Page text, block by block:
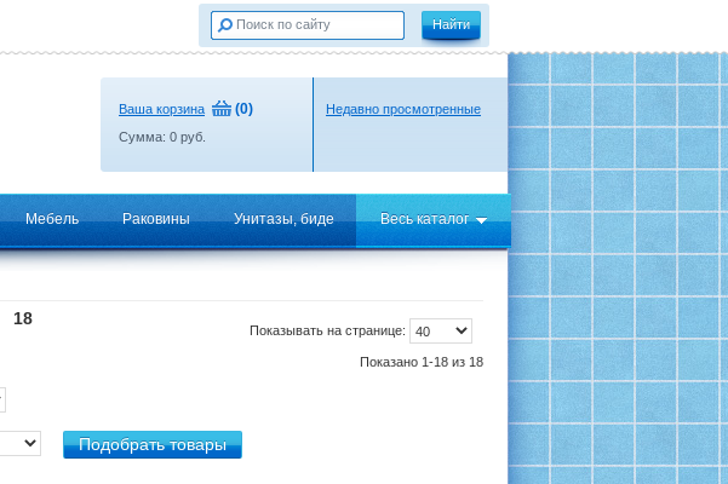
Ваша корзина (0)
Сумма: 0 руб.
Недавно просмотренные
Мебель Раковины Унитазы, биде Весь каталог
Показывать на странице:
Показано 1-18 из 18
18